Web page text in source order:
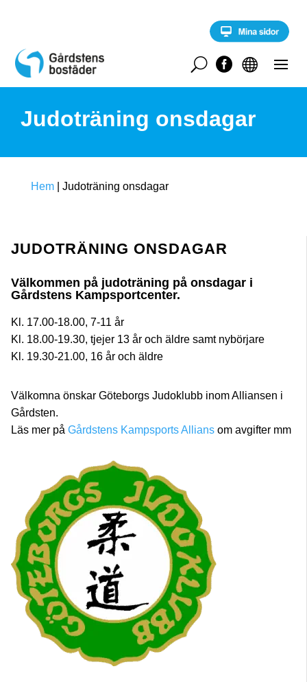
c
n


U
Judoträning onsdagar
Hem Judoträning onsdagar
JUDOTRÄNING ONSDAGAR
Välkommen på judoträning på onsdagar i
Gårdstens Kampsportcenter.
Kl. 17.00-18.00, 7-11 år
Kl. 18.00-19.30, tjejer 13 år och äldre samt nybörjare
Kl. 19.30-21.00, 16 år och äldre
Välkomna önskar Göteborgs Judoklubb inom Alliansen i
Gårdsten.
Läs mer på Gårdstens Kampsports Allians om avgifter mm